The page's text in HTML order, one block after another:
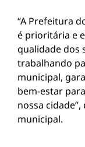
“A Prefeitura
é prioritária e
qualidade dos
trabalhando
municipal,
bem-estar
nossa
municipal.